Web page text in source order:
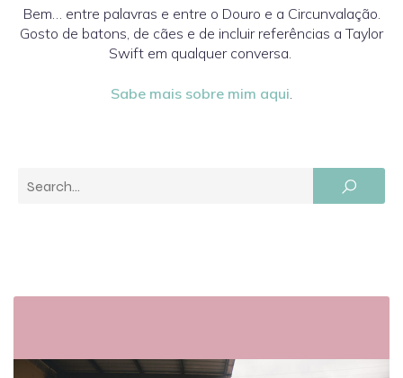
Bem… entre palavras e entre o Douro e a Circunvalação.
Gosto de batons, de cães e de incluir referências a Taylor
Swift em qualquer conversa.
Sabe mais sobre mim aqui.